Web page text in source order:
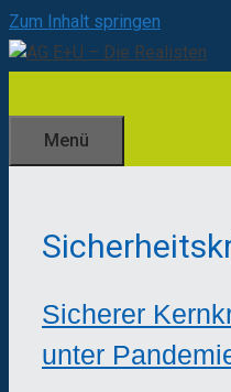
Zum Inhalt springen
Menü
Sicherer
unter